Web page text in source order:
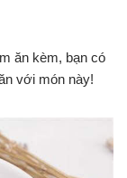
ăn kèm, bạn có
với món này!